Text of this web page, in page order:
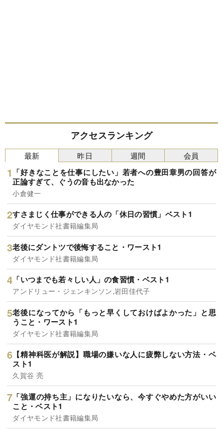
アクセスランキング
最新
「好きなことを仕事にしたい」若者への豊田章男の回答が
正論すぎて、ぐうの音も出なかった
小倉健一
すさまじく仕事ができる人の「休日の習慣」ベスト1
ダイヤモンド社書籍編集局
老後にダントツで後悔すること・ワースト1
ダイヤモンド社書籍編集局
「いつまでも若々しい人」の食習慣・ベスト1
アンドリュー・ジェンキンソン,岩田佳代子
老後になってから「もっと早くしておけばよかった」と思
うこと・ワースト1
ダイヤモンド社書籍編集局
【精神科医が解説】職場の嫌いな人に疲弊しない方法・ベ
スト1
久賀谷 亮
「強運の持ち主」になりたいなら、今すぐやめた方がいい
こと・ベスト1
ダイヤモンド社書籍編集局
昨日 週間 会員